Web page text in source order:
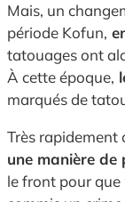
Mais, un
période Kofun,
tatouages ont
À cette époque,
marqués de
Très rapidement
une manière de
le front pour